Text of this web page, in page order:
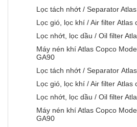
Lọc tách nhớt / Separator
Lọc gió, lọc khí / Air filter
Lọc nhớt, lọc dầu / Oil filter
Máy nén khí Atlas Copco
GA90
Lọc tách nhớt / Separator
Lọc gió, lọc khí / Air filter
Lọc nhớt, lọc dầu / Oil filter
Máy nén khí Atlas Copco
GA90